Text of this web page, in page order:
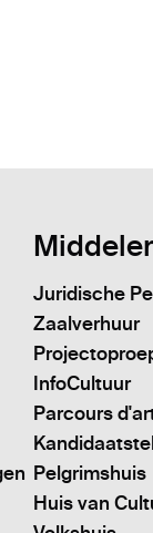
Juridische
Zaalverhuur
InfoCultuur
Parcours
Pelgrimshuis
Huis van